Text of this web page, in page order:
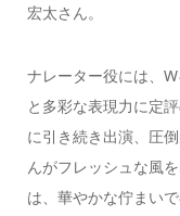
宏太さん。
ナレーター役には、
と多彩な表現力に定
に引き続き出演、圧
んがフレッシュな風
は、華やかな佇まい